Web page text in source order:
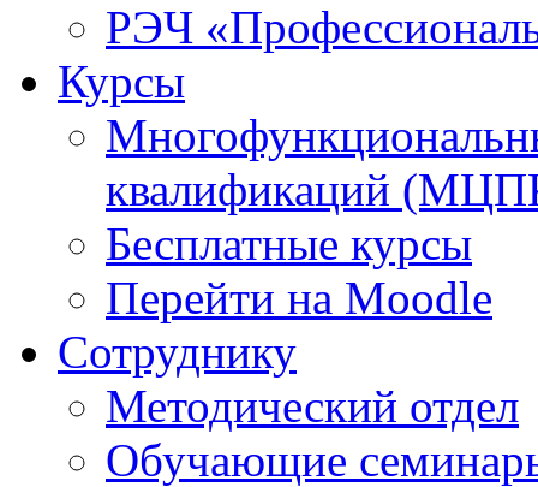
РЭЧ
Курсы
квалификаций
Бесплатные курсы
Перейти на Moodle
Сотруднику
Методический отдел
Обучающие